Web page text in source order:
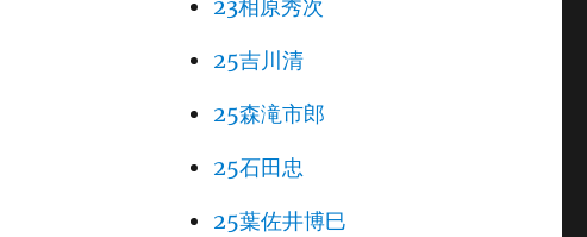
23相原秀次
25吉川清
25森滝市郎
25石田忠
25葉佐井博巳